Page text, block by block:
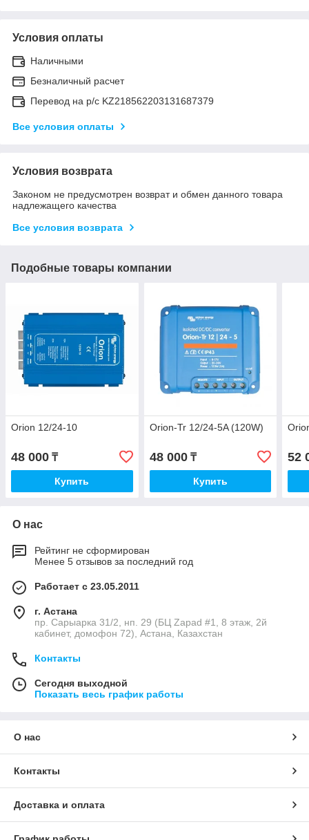
Условия оплаты
Наличными
Безналичный расчет
Перевод на р/с KZ218562203131687379
Все условия оплаты
Условия возврата
Законом не предусмотрен возврат и обмен данного товара
надлежащего качества
Все условия возврата
Подобные товары компании
Orion 12/24-10
48 000 ₸
Купить
Orion-Tr 12/24-5A (120W)
48 000₸
Купить
52
О нас
Рейтинг не сформирован
Менее 5 отзывов за последний год
Работает с 23.05.2011
г. Астана
пр. Сарыарка 31/2, нп. 29 (БЦ Zapad #1, 8 этаж, 2й
кабинет, домофон 72), Астана, Казахстан
Контакты
Сегодня выходной
Показать весь график работы
О нас
Контакты
Доставка и оплата